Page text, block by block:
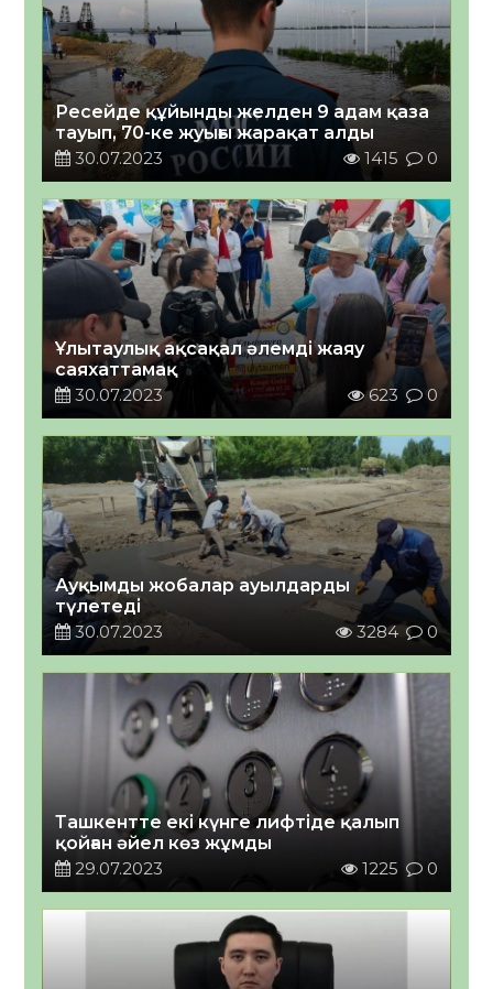
Ресейде құйынды желден 9 адам қаза
тауып, 70-ке жуығы жарақат алды
30.07.2023
1415 0
Ұлытаулық ақсақал әлемді жаяу
саяхаттамақ
30.07.2023
623 0
Ауқымды жобалар ауылдарды
түлетеді
30.07.2023
3284 0
Ташкентте екі күнге лифтіде қалып
қойған әйел көз жұмды
29.07.2023
1225 0